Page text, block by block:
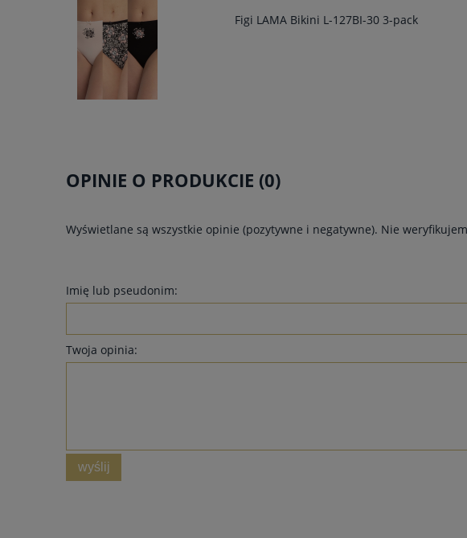
Figi LAMA Bikini L-127BI-30 3-pack
OPINIE O PRODUKCIE (0)
Wyświetlane są wszystkie opinie (pozytywne i negatywne). Nie
Imię lub pseudonim:
Twoja opinia:
wyślij